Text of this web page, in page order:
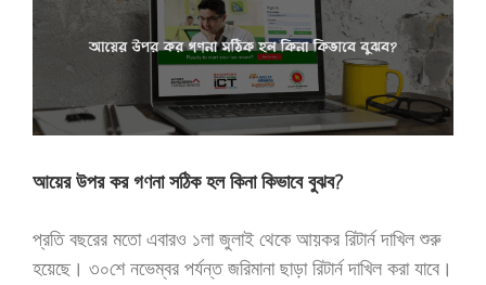
আয়ের উপর কর গণনা সঠিক হল কিনা কিভাবে বুঝব?
প্রতি বছরের মতো এবারও ১লা জুলাই থেকে আয়কর রিটার্ন দাখিল শুরু
হয়েছে। ৩০শে নভেম্বর পর্যন্ত জরিমানা ছাড়া রিটার্ন দাখিল করা যাবে।